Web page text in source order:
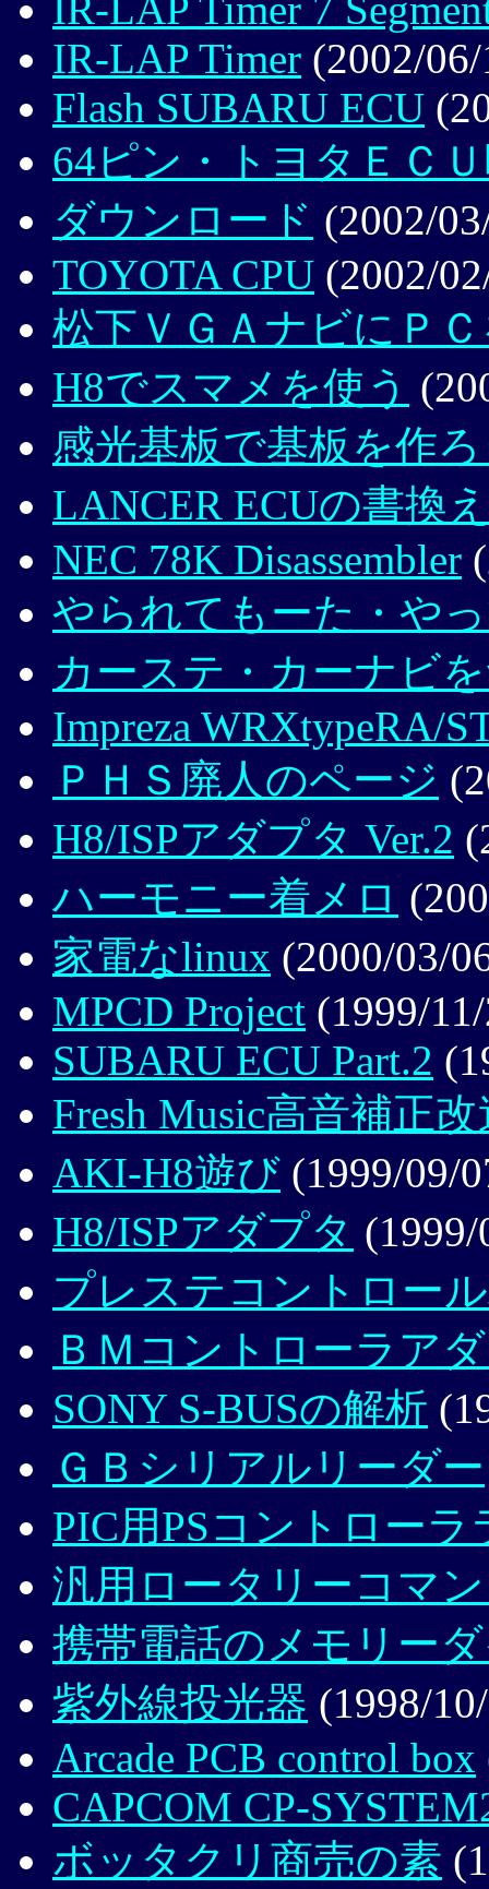
IR-LAP Timer (2002/
Flash SUBARU ECU
64ピン・トヨタＥＣ
ダウンロード (2002/
TOYOTA CPU (2002/
松下ＶＧＡナビにＰ
H8でスマメを使う
感光基板で基板を作
LANCER ECUの書換
NEC 78K Disassembler
やられてもーた・や
カーステ・カーナビ
Impreza WRXtypeRA/
ＰＨＳ廃人のページ
H8/ISPアダプタ Ver.2
ハーモニー着メロ
家電なlinux (2000/03/
MPCD Project (1999/
SUBARU ECU Part.2
Fresh Music高音補正
AKI-H8遊び (1999/09/
H8/ISPアダプタ
プレステコントロー
ＢＭコントローラア
SONY S-BUSの解析
ＧＢシリアルリーダー
PIC用PSコントロー
汎用ロータリーコマ
携帯電話のメモリー
紫外線投光器 (1998/
Arcade PCB control box
CAPCOM CP-
ボッタクリ商売の素